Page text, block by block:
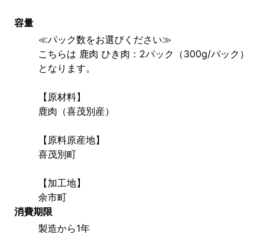
容量
≪パック数をお選びください≫
こちらは 鹿肉 ひき肉：2パック（300g/パック）
となります。
【原材料】
鹿肉（喜茂別産）
【原料原産地】
喜茂別町
【加工地】
余市町
消費期限
製造から1年